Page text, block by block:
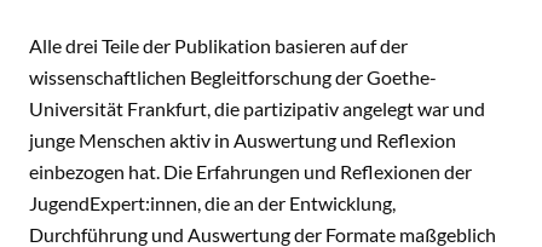
Junge Menschen beteiligen - Teil A
Bild ausklappen
Junge Menschen beteiligen -
Bild ausklappen
Alle drei Teile der Publikation basieren auf der
wissenschaftlichen Begleitforschung der Goethe-
Universität Frankfurt, die partizipativ angelegt war und
junge Menschen aktiv in Auswertung und Reflexion
einbezogen hat. Die Erfahrungen und Reflexionen der
JugendExpert:innen, die an der Entwicklung,
Durchführung und Auswertung der Formate maßgeblich